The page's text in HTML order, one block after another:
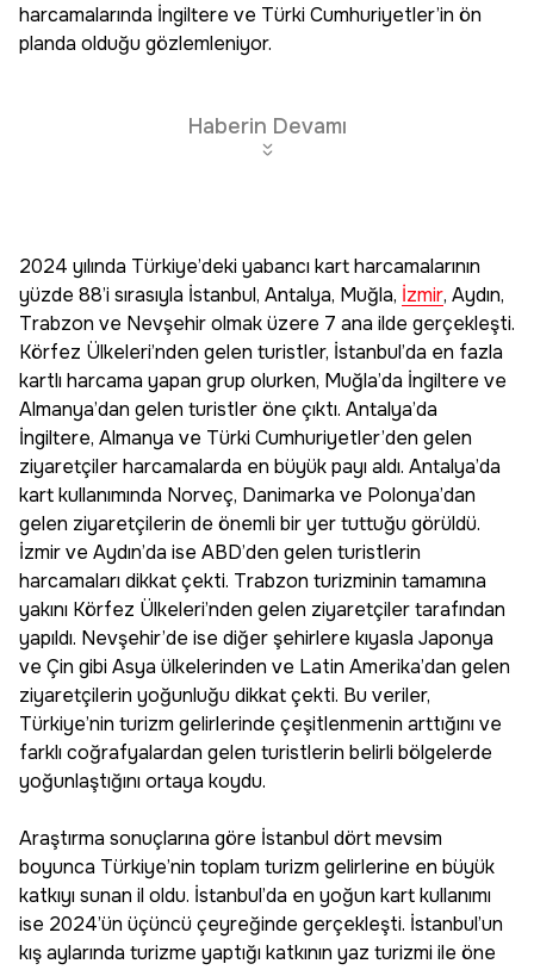
harcamalarında İngiltere ve Türki Cumhuriyetler’in ön
planda olduğu gözlemleniyor.
Haberin Devamı
2024 yılında Türkiye’deki yabancı kart harcamalarının
yüzde 88’i sırasıyla İstanbul, Antalya, Muğla, İzmir, Aydın,
Trabzon ve Nevşehir olmak üzere 7 ana ilde gerçekleşti.
Körfez Ülkeleri’nden gelen turistler, İstanbul’da en fazla
kartlı harcama yapan grup olurken, Muğla’da İngiltere ve
Almanya’dan gelen turistler öne çıktı. Antalya’da
İngiltere, Almanya ve Türki Cumhuriyetler’den gelen
ziyaretçiler harcamalarda en büyük payı aldı. Antalya’da
kart kullanımında Norveç, Danimarka ve Polonya’dan
gelen ziyaretçilerin de önemli bir yer tuttuğu görüldü.
İzmir ve Aydın’da ise ABD’den gelen turistlerin
harcamaları dikkat çekti. Trabzon turizminin tamamına
yakını Körfez Ülkeleri’nden gelen ziyaretçiler tarafından
yapıldı. Nevşehir’de ise diğer şehirlere kıyasla Japonya
ve Çin gibi Asya ülkelerinden ve Latin Amerika’dan gelen
ziyaretçilerin yoğunluğu dikkat çekti. Bu veriler,
Türkiye’nin turizm gelirlerinde çeşitlenmenin arttığını ve
farklı coğrafyalardan gelen turistlerin belirli bölgelerde
yoğunlaştığını ortaya koydu.
Araştırma sonuçlarına göre İstanbul dört mevsim
boyunca Türkiye’nin toplam turizm gelirlerine en büyük
katkıyı sunan il oldu. İstanbul’da en yoğun kart kullanımı
ise 2024’ün üçüncü çeyreğinde gerçekleşti. İstanbul’un
kış aylarında turizme yaptığı katkının yaz turizmi ile öne